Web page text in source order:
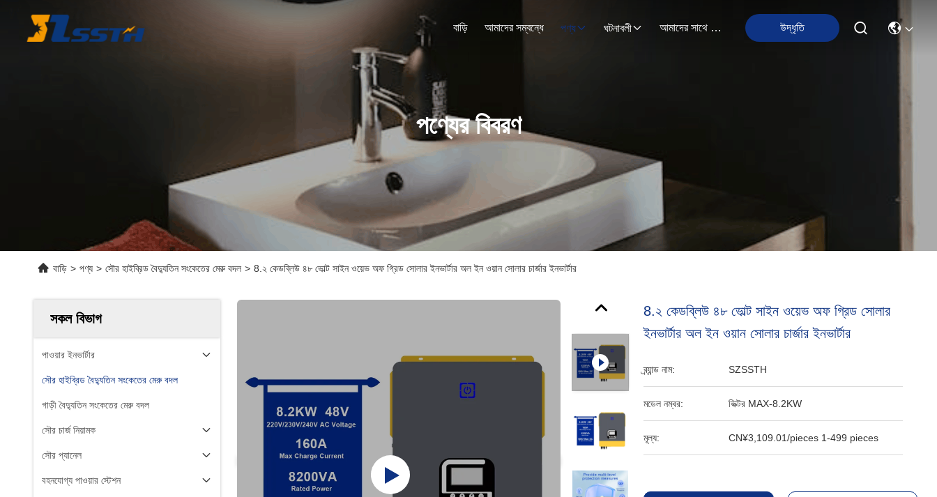
বাড়ি আমাদের সম্বন্ধে পণ্য ঘটনাবলী আমাদের সাথে যোগাযোগ উদ্ধৃতি
পণ্যের বিবরণ
বাড়ি > পণ্য > সৌর হাইব্রিড বৈদ্যুতিন সংকেতের মেরু বদল > 8.২ কেডব্লিউ ৪৮ ভোল্ট সাইন ওয়েভ অফ গ্রিড সোলার ইনভার্টার অল ইন ওয়ান সোলার চার্জার ইনভার্টার
সকল বিভাগ
পাওয়ার ইনভার্টার
সৌর হাইব্রিড বৈদ্যুতিন সংকেতের মেরু বদল
গাড়ী বৈদ্যুতিন সংকেতের মেরু বদল
সৌর চার্জ নিয়ামক
সৌর প্যানেল
বহনযোগ্য পাওয়ার স্টেশন
8.২ কেডব্লিউ ৪৮ ভোল্ট সাইন ওয়েভ অফ গ্রিড সোলার
ইনভার্টার অল ইন ওয়ান সোলার চার্জার ইনভার্টার
ব্র্যান্ড নাম: SZSSTH
মডেল নম্বর: ভিক্টর MAX-8.2KW
মূল্য: CN¥3,109.01/pieces 1-499 pieces